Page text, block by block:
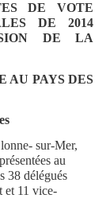
DE VOTE
DE 2014
DE LA
AU PAYS DES
sur-Mer,
au
38 délégués
et 11 vice-